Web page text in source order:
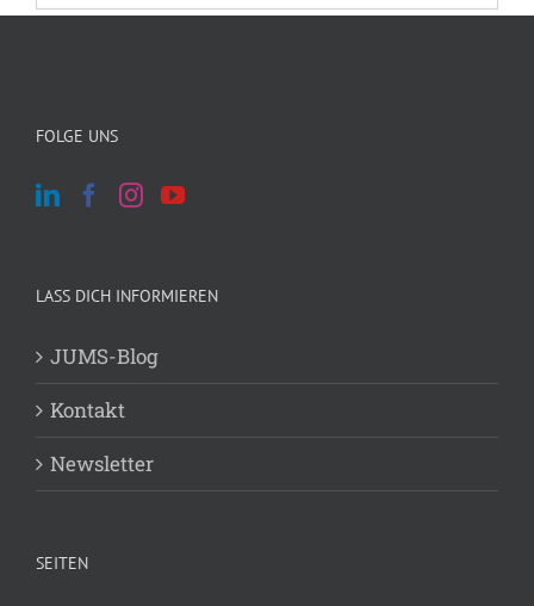
FOLGE UNS
LASS DICH INFORMIEREN
JUMS-Blog
Kontakt
Newsletter
SEITEN